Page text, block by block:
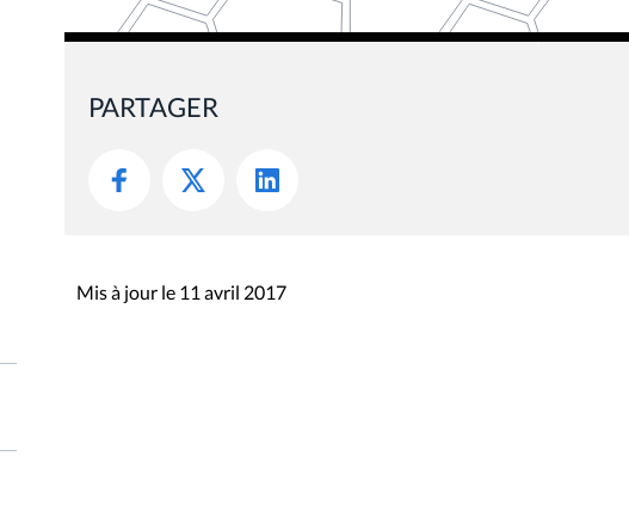
PARTAGER
Mis à jour le 11 avril 2017